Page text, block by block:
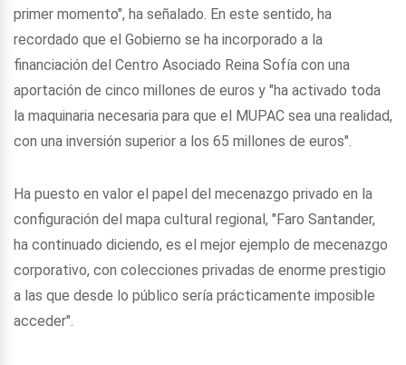
primer momento", ha señalado. En este sentido, ha
recordado que el Gobierno se ha incorporado a la
financiación del Centro Asociado Reina Sofía con una
aportación de cinco millones de euros y "ha activado toda
la maquinaria necesaria para que el MUPAC sea una realidad,
con una inversión superior a los 65 millones de euros".
Ha puesto en valor el papel del mecenazgo privado en la
configuración del mapa cultural regional, "Faro Santander,
ha continuado diciendo, es el mejor ejemplo de mecenazgo
corporativo, con colecciones privadas de enorme prestigio
a las que desde lo público sería prácticamente imposible
acceder".